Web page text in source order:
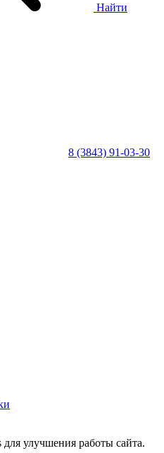
Найти
8 (3843) 91-03-30
улучшения работы сайта.